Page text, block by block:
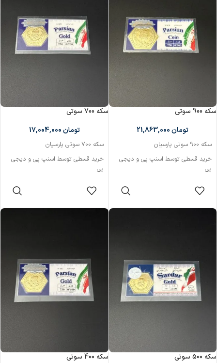
سکه 900 سوتی
تومان21,863,000
سکه 900 سوتی پارسیان
خرید قسطی توسط اسنپ پی و دیجی
پی
سکه 700 سوتی
تومان
سکه 700 سوتی پارسیان
خرید قسطی توسط اسنپ پی و دیجی
پی
سکه 500 سوتی
سکه 400 سوتی